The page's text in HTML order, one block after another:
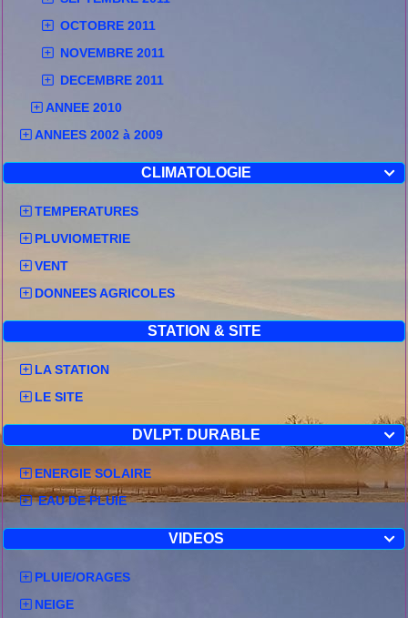
OCTOBRE 2011
NOVEMBRE 2011
DECEMBRE 2011
ANNEE 2010
ANNEES 2002 à 2009

CLIMATOLOGIE
TEMPERATURES
PLUVIOMETRIE
VENT
DONNEES AGRICOLES
STATION & SITE
LA STATION
LE SITE

DVLPT. DURABLE
ENERGIE SOLAIRE
EAU DE PLUIE

VIDEOS
PLUIE/ORAGES
NEIGE